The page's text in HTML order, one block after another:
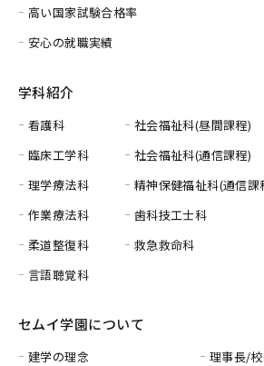
高い国家試験合格率
安心の就職実績
学科紹介
看護科
臨床工学科
理学療法科
作業療法科
柔道整復科
言語聴覚科
社会福祉科(昼間課程)
社会福祉科(通信課程)
精神保健福祉科(通信課
歯科技工士科
救急救命科
セムイ学園について
建学の理念
理事長/